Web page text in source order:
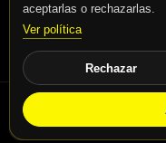
aceptarlas o rechazarlas.
Ver política
Rechazar